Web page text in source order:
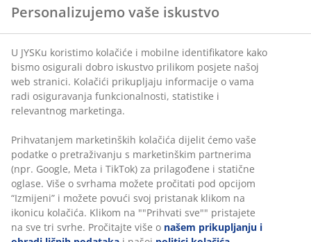
3. Zaštita za vaš krevet i posteljinu
Prekrivač štiti krevet i posteljinu. Ako želite da vaš
zaštitni sloj od prašine i prljavštine.
4. Luksuzni osjećaj u spavaćoj sobi
Sa prekrivačem možete stvoriti hotelsku atmosferu u
vašoj spavaćoj sobi i zamišljati da ste na egzotičnom
Personalizujemo vaše iskustvo
U JYSKu koristimo kolačiće i mobilne identifikatore kako
bismo osigurali dobro iskustvo prilikom posjete našoj
web stranici. Kolačići prikupljaju informacije o vama
radi osiguravanja funkcionalnosti, statistike i
relevantnog marketinga.
Prihvatanjem marketinških kolačića dijelit ćemo vaše
podatke o pretraživanju s marketinškim partnerima
(npr. Google, Meta i TikTok) za prilagođene i statične
oglase. Više o svrhama možete pročitati pod opcijom
“Izmijeni” i možete povući svoj pristanak klikom na
ikonicu kolačića. Klikom na ""Prihvati sve"" pristajete
na sve tri svrhe. Pročitajte više o našem prikupljanju i